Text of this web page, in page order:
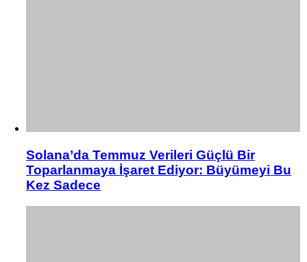
Solana’da Temmuz Verileri Güçlü Bir
Toparlanmaya İşaret Ediyor: Büyümeyi Bu
Kez Sadece